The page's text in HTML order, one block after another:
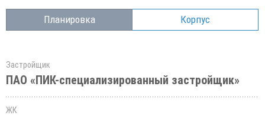
Планировка Корпус
Застройщик
ПАО «ПИК-специализированный застройщик»
ЖК